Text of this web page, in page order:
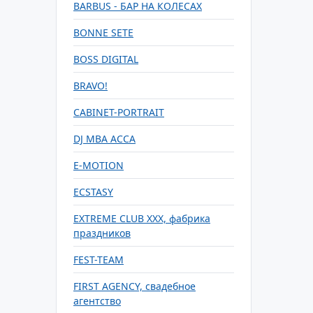
BARBUS - БАР НА КОЛЕСАХ
BONNE SETE
BOSS DIGITAL
BRAVO!
CABINET-PORTRAIT
DJ MBA ACCA
E-MOTION
ECSTASY
EXTREME CLUB XXX, фабрика
праздников
FEST-TEAM
FIRST AGENCY, свадебное
агентство